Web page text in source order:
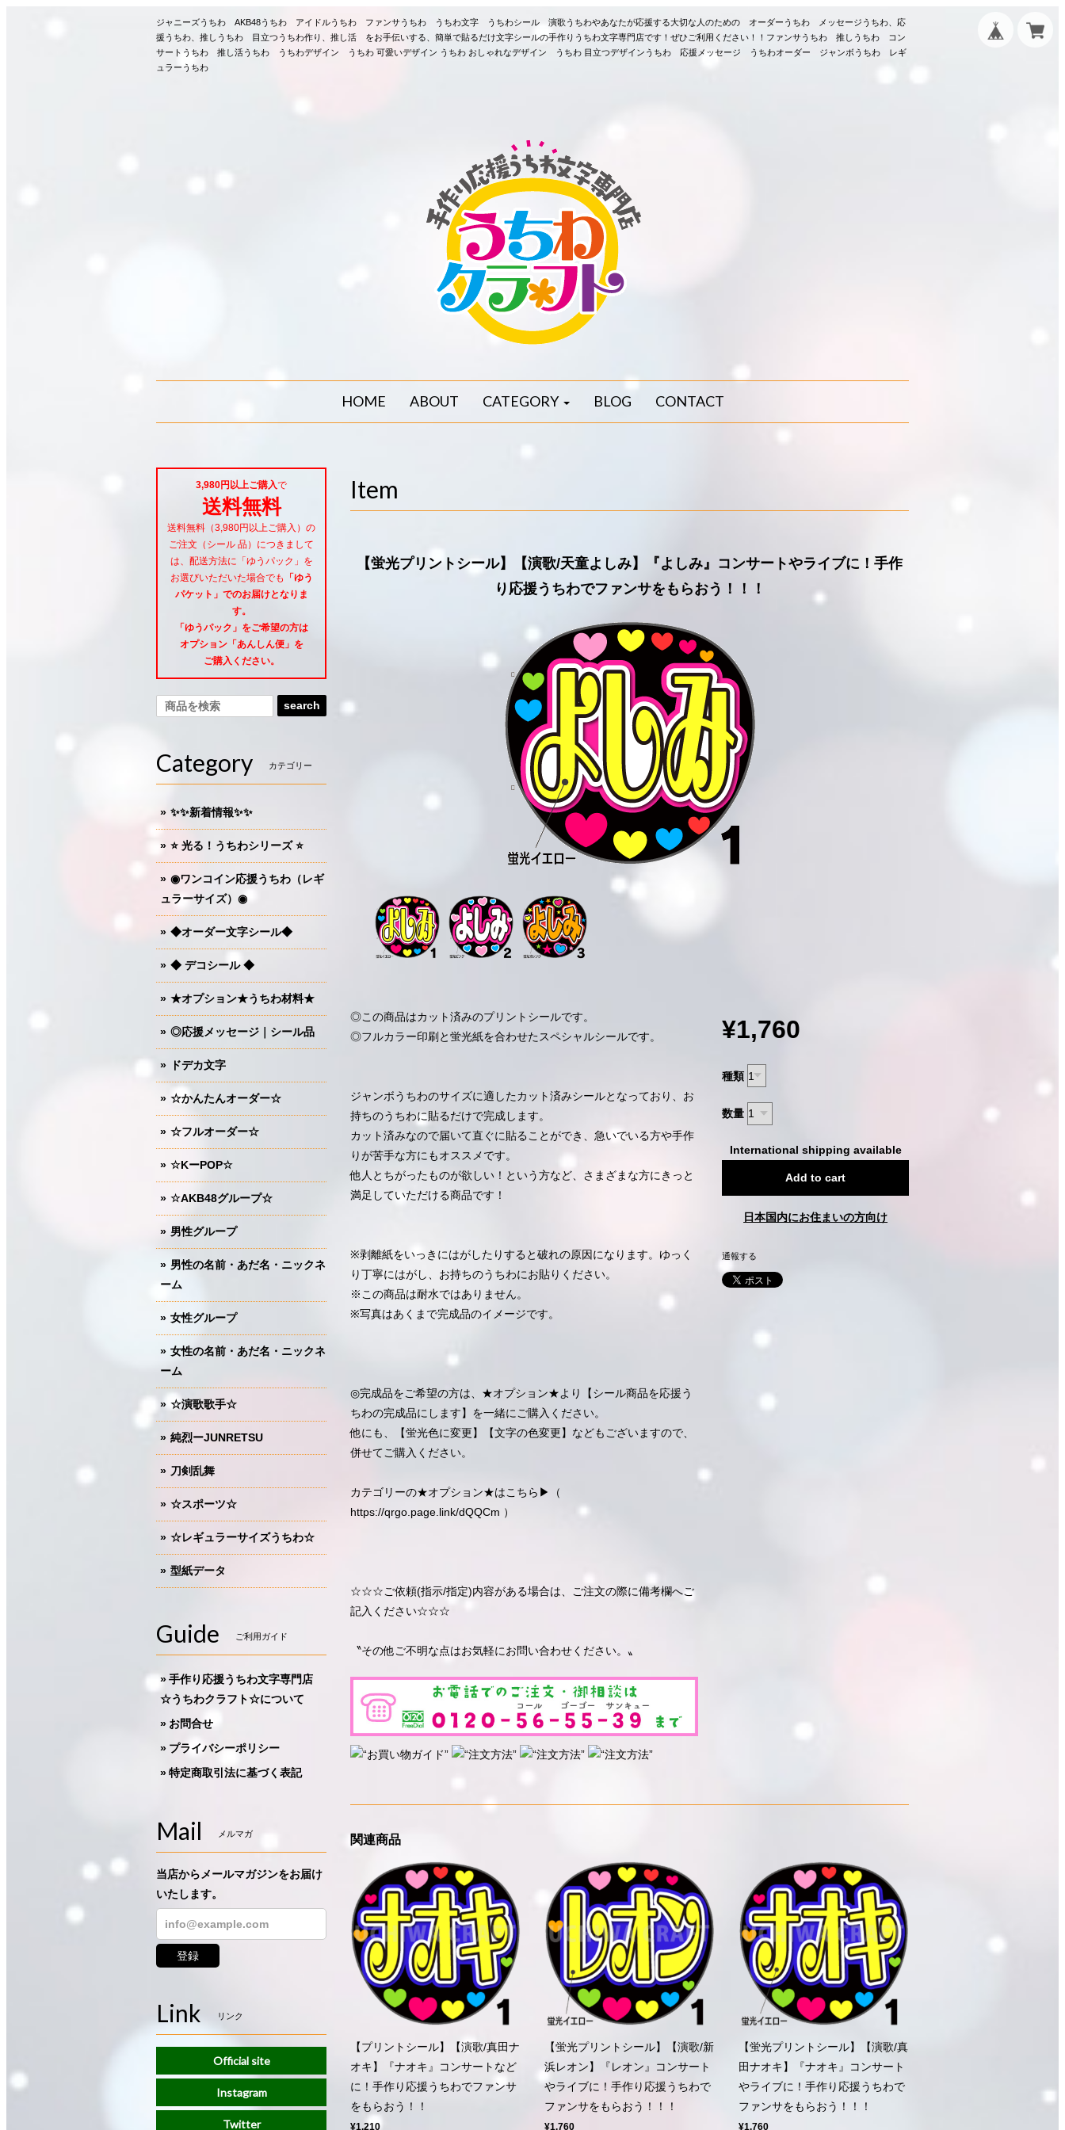
ジャニーズうちわ AKB48うちわ アイドルうちわ ファンサうちわ うちわ文字 うちわシール 演歌うちわやあなたが応援する大切な人のための オーダーうちわ メッセージうちわ、応
援うちわ、推しうちわ 目立つうちわ作り、推し活 をお手伝いする、簡単で貼るだけ文字シールの手作りうちわ文字専門店です！ぜひご利用ください！！ファンサうちわ 推しうちわ コン
サートうちわ 推し活うちわ うちわデザイン うちわ 可愛いデザイン うちわ おしゃれなデザイン うちわ 目立つデザインうちわ 応援メッセージ うちわオーダー ジャンボうちわ レギ
ュラーうちわ
HOME ABOUT CATEGORY BLOG CONTACT
Item
【蛍光プリントシール】【演歌/天童よしみ】『よしみ』コンサートやライブに！手作
り応援うちわでファンサをもらおう！！！
◎この商品はカット済みのプリントシールです。
◎フルカラー印刷と蛍光紙を合わせたスペシャルシールです。
ジャンボうちわのサイズに適したカット済みシールとなっており、お
持ちのうちわに貼るだけで完成します。
カット済みなので届いて直ぐに貼ることができ、急いでいる方や手作
りが苦手な方にもオススメです。
他人とちがったものが欲しい！という方など、さまざまな方にきっと
満足していただける商品です！
※剥離紙をいっきにはがしたりすると破れの原因になります。ゆっく
り丁寧にはがし、お持ちのうちわにお貼りください。
※この商品は耐水ではありません。
※写真はあくまで完成品のイメージです。
◎完成品をご希望の方は、★オプション★より【シール商品を応援う
ちわの完成品にします】を一緒にご購入ください。
他にも、【蛍光色に変更】【文字の色変更】などもございますので、
併せてご購入ください。
カテゴリーの★オプション★はこちら▶︎（
https://qrgo.page.link/dQQCm ）
☆☆☆ご依頼(指示/指定)内容がある場合は、ご注文の際に備考欄へご
記入ください☆☆☆
〝その他ご不明な点はお気軽にお問い合わせください。〟
¥1,760
種類
数量
International shipping available
Add to cart
日本国内にお住まいの方向け
通報する
関連商品
【プリントシール】【演歌/真田ナ
オキ】『ナオキ』コンサートなど
に！手作り応援うちわでファンサ
をもらおう！！
¥1,210
【蛍光プリントシール】【演歌/新
浜レオン】『レオン』コンサート
やライブに！手作り応援うちわで
ファンサをもらおう！！！
¥1,760
【蛍光プリントシール】【演歌/真
田ナオキ】『ナオキ』コンサート
やライブに！手作り応援うちわで
ファンサをもらおう！！！
¥1,760
3,980円以上ご購入で
送料無料
送料無料（3,980円以上ご購入）の
ご注文（シール 品）につきまして
は、配送方法に「ゆうパック」を
お選びいただいた場合でも
「ゆう
パケット」でのお届けとなりま
す。
「ゆうパック」をご希望の方は
オプション「あんしん便」 を
ご購入ください。
search
Category カテゴリー
✨✨新着情報✨✨
⭐️ 光る！うちわシリーズ ⭐️
◉ワンコイン応援うちわ（レギ
ュラーサイズ）◉
◆オーダー文字シール◆
◆ デコシール ◆
★オプション★うちわ材料★
◎応援メッセージ｜シール品
ドデカ文字
☆かんたんオーダー☆
☆フルオーダー☆
☆KーPOP☆
☆AKB48グループ☆
男性グループ
男性の名前・あだ名・ニックネ
ーム
女性グループ
女性の名前・あだ名・ニックネ
ーム
☆演歌歌手☆
純烈ーJUNRETSU
刀剣乱舞
☆スポーツ☆
☆レギュラーサイズうちわ☆
型紙データ
Guide ご利用ガイド
手作り応援うちわ文字専門店
☆うちわクラフト☆について
お問合せ
プライバシーポリシー
特定商取引法に基づく表記
Mail メルマガ
当店からメールマガジンをお届け
いたします。
登録
Link リンク
Official site
Instagram
Twitter